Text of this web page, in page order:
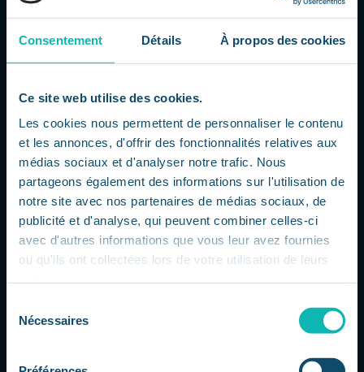
Consentement Détails À propos des cookies
Ce site web utilise des cookies.
Les cookies nous permettent de personnaliser le contenu
et les annonces, d'offrir des fonctionnalités relatives aux
médias sociaux et d'analyser notre trafic. Nous
partageons également des informations sur l'utilisation de
notre site avec nos partenaires de médias sociaux, de
publicité et d'analyse, qui peuvent combiner celles-ci
avec d'autres informations que vous leur avez fournies
ou qu'ils ont collectées lors de votre utilisation de leurs
Nécessaires
L'explosion de l'IA transforme le marché
de l'intelligence artificielle et de la
l'accompagnent. Au deuxième trimestre
2026, l'activité Réseaux de l'entreprise a...